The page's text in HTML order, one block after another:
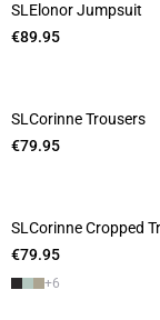
SLElonor Jumpsuit
€89.95
SLCorinne Trousers
€79.95
SLCorinne Cropped
€79.95
+6